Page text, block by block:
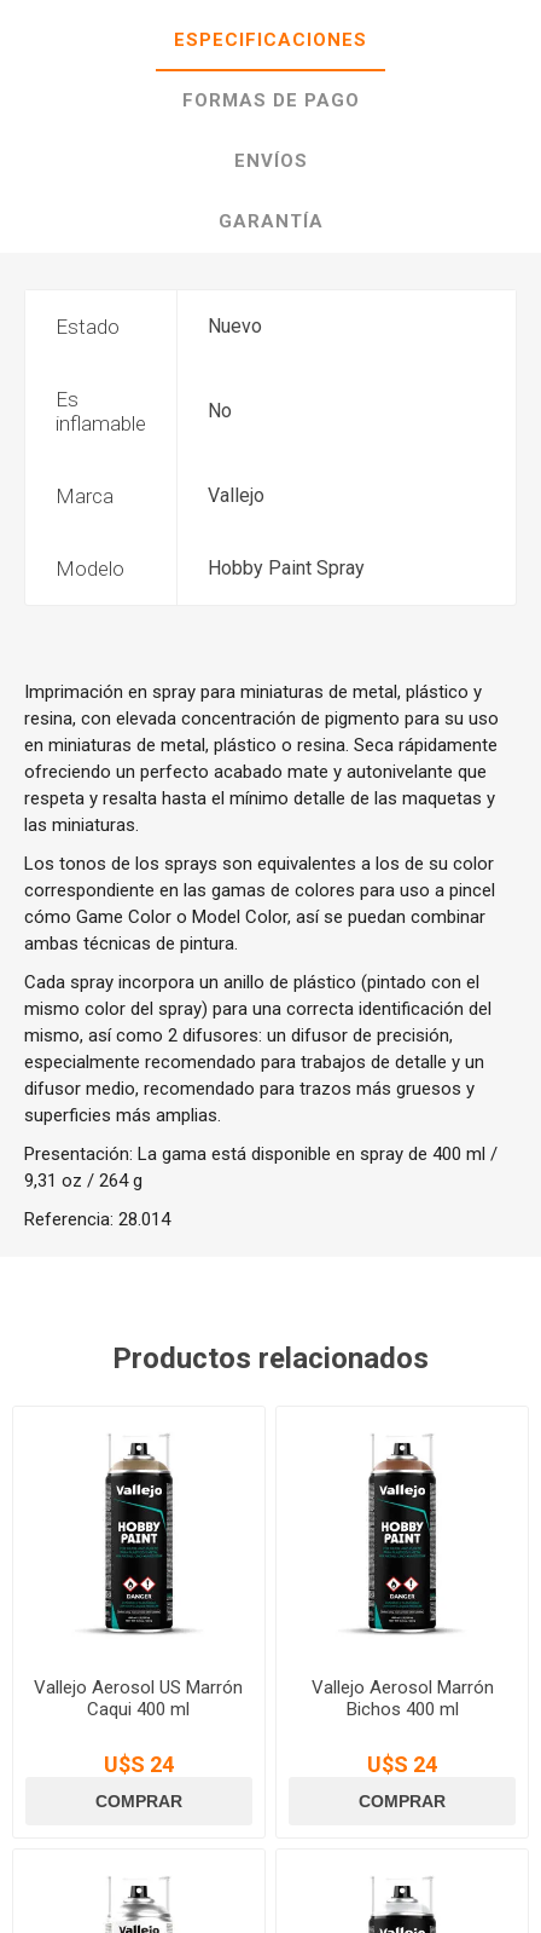
ESPECIFICACIONES
FORMAS DE PAGO
ENVÍOS
GARANTÍA
Estado Nuevo
Es
inflamable
No
Marca Vallejo
Modelo Hobby Paint Spray
Imprimación en spray para miniaturas de metal, plástico y
resina, con elevada concentración de pigmento para su uso
en miniaturas de metal, plástico o resina. Seca rápidamente
ofreciendo un perfecto acabado mate y autonivelante que
respeta y resalta hasta el mínimo detalle de las maquetas y
las miniaturas.
Los tonos de los sprays son equivalentes a los de su color
correspondiente en las gamas de colores para uso a pincel
cómo Game Color o Model Color, así se puedan combinar
ambas técnicas de pintura.
Cada spray incorpora un anillo de plástico (pintado con el
mismo color del spray) para una correcta identificación del
mismo, así como 2 difusores: un difusor de precisión,
especialmente recomendado para trabajos de detalle y un
difusor medio, recomendado para trazos más gruesos y
superficies más amplias.
Presentación: La gama está disponible en spray de 400 ml /
9,31 oz / 264 g
Referencia: 28.014
Productos relacionados
Vallejo Aerosol US Marrón
Caqui 400 ml
U$S 24
Vallejo Aerosol Marrón
Bichos 400 ml
U$S 24